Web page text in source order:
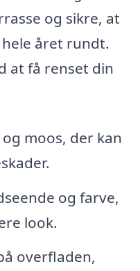
og sikre, at
året rundt.
at få renset din
moos, der kan
og farve,
look.
overfladen,